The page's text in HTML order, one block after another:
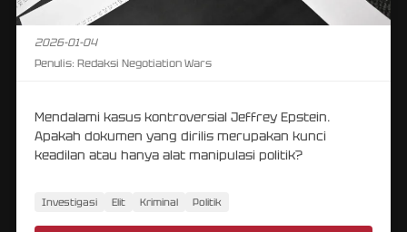
2026-01-04
Penulis: Redaksi Negotiation Wars
Mendalami kasus kontroversial Jeffrey Epstein.
Apakah dokumen yang dirilis merupakan kunci
keadilan atau hanya alat manipulasi politik?
Investigasi Elit Kriminal Politik